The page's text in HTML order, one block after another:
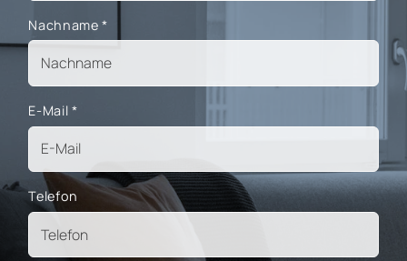
Nachname*
E-Mail *
Telefon